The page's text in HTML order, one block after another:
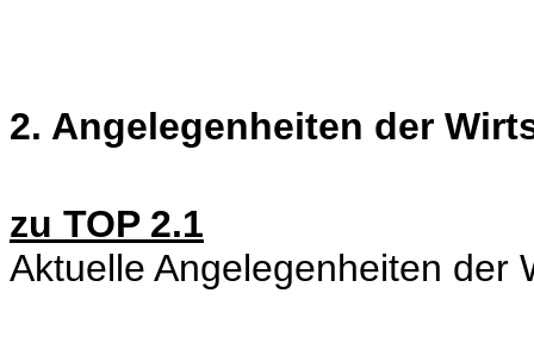
2. Angelegenheiten der
zu TOP 2.1
Aktuelle Angelegenheiten der